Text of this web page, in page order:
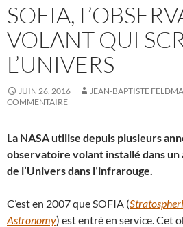
SOFIA,
VOLANT QUI
L’UNIVERS
JUIN 26, 2016 JEAN-BAPTISTE
COMMENTAIRE
La NASA utilise depuis plusieurs
observatoire volant installé dans un
de l’Univers dans l’infrarouge.
C’est en 2007 que SOFIA (
Astronomy) est entré en service. Cet